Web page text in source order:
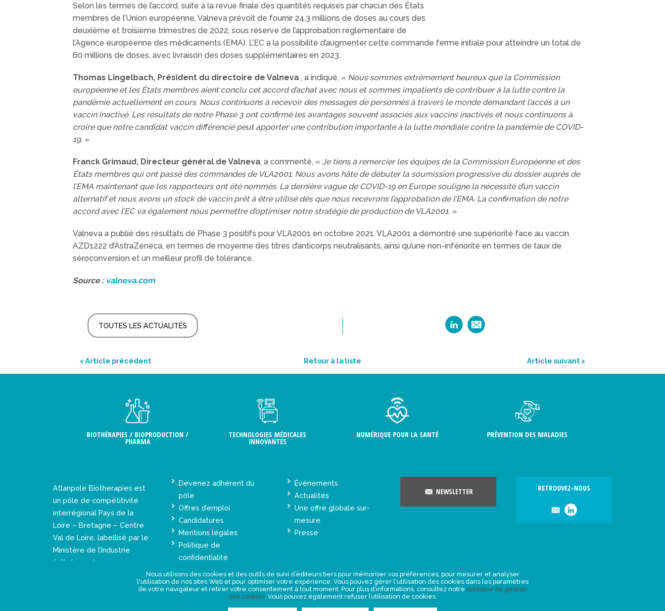
Selon les termes de l’accord, suite à la revue finale des quantités requises par chacun des États
membres de l’Union européenne, Valneva prévoit de fournir 24,3 millions de doses au cours des
deuxième et troisième trimestres de 2022, sous réserve de l’approbation réglementaire de
l’Agence européenne des médicaments (EMA). L’EC a la possibilité d’augmenter cette commande ferme initiale pour atteindre un total de
60 millions de doses, avec livraison des doses supplémentaires en 2023.
Thomas Lingelbach, Président du directoire de Valneva , a indiqué, « Nous sommes extrêmement heureux que la Commission
européenne et les États membres aient conclu cet accord d’achat avec nous et sommes impatients de contribuer à la lutte contre la
pandémie actuellement en cours. Nous continuons à recevoir des messages de personnes à travers le monde demandant l’accès à un
vaccin inactivé. Les résultats de notre Phase 3 ont confirmé les avantages souvent associés aux vaccins inactivés et nous continuons à
croire que notre candidat vaccin différencié peut apporter une contribution importante à la lutte mondiale contre la pandémie de COVID-
19. »
Franck Grimaud, Directeur général de Valneva, a commenté, « Je tiens à remercier les équipes de la Commission Européenne et des
États membres qui ont passé des commandes de VLA2001. Nous avons hâte de débuter la soumission progressive du dossier auprès de
l’EMA maintenant que les rapporteurs ont été nommés. La dernière vague de COVID-19 en Europe souligne la nécessité d’un vaccin
alternatif et nous avons un stock de vaccin prêt à être utilisé dès que nous recevrons l’approbation de l’EMA. La confirmation de notre
accord avec l’EC va également nous permettre d’optimiser notre stratégie de production de VLA2001. »
Valneva a publié des résultats de Phase 3 positifs pour VLA2001 en octobre 2021. VLA2001 a démontré une supériorité face au vaccin
AZD1222 d’AstraZeneca, en termes de moyenne des titres d’anticorps neutralisants, ainsi qu’une non-infériorité en termes de taux de
séroconversion et un meilleur profil de tolérance.
Source : valneva.com
TOUTES LES ACTUALITÉS
< Article précédent Retour à la liste Article suivant >
BIOTHÉRAPIES / BIOPRODUCTION /
PHARMA
TECHNOLOGIES MÉDICALES
INNOVANTES
NUMÉRIQUE POUR LA SANTÉ PRÉVENTION DES MALADIES
Atlanpole Biotherapies est
un pôle de compétitivité
interrégional Pays de la
Loire – Bretagne – Centre
Val de Loire, labellisé par le
Ministère de l’Industrie
(juillet 2005).
Devenez adhérent du
pôle
Offres d’emploi
Candidatures
Mentions légales
Politique de
confidentialité
Événements
Actualités
Une offre globale sur-
mesure
Presse
NEWSLETTER RETROUVEZ-NOUS
Nous utilisons des cookies et des outils de suivi d’éditeurs tiers pour mémoriser vos préférences, pour mesurer et analyser
l'utilisation de nos sites Web et pour optimiser votre expérience. Vous pouvez gérer l'utilisation des cookies dans les paramètres
de votre navigateur et retirer votre consentement à tout moment. Pour plus d'informations, consultez notre politique de gestion
des cookies. Vous pouvez également refuser l’utilisation de cookies.